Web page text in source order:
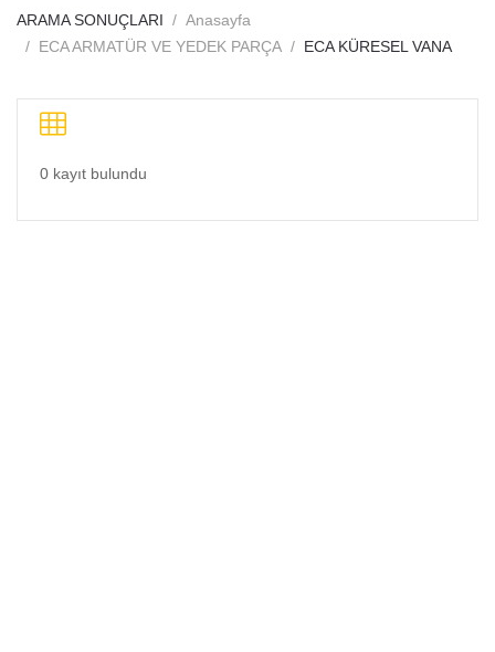
ARAMA SONUÇLARI
Anasayfa
ECA ARMATÜR VE YEDEK PARÇA
ECA KÜRESEL VANA
0 kayıt bulundu